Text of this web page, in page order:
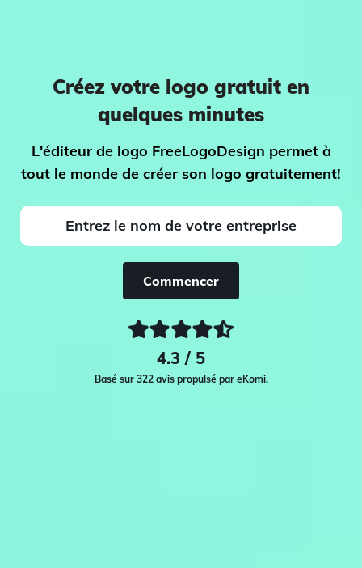
Créez votre logo gratuit en
quelques minutes
L'éditeur de logo FreeLogoDesign permet à
tout le monde de créer son logo gratuitement!
Commencer
4.3 / 5
Basé sur 322 avis propulsé par eKomi.